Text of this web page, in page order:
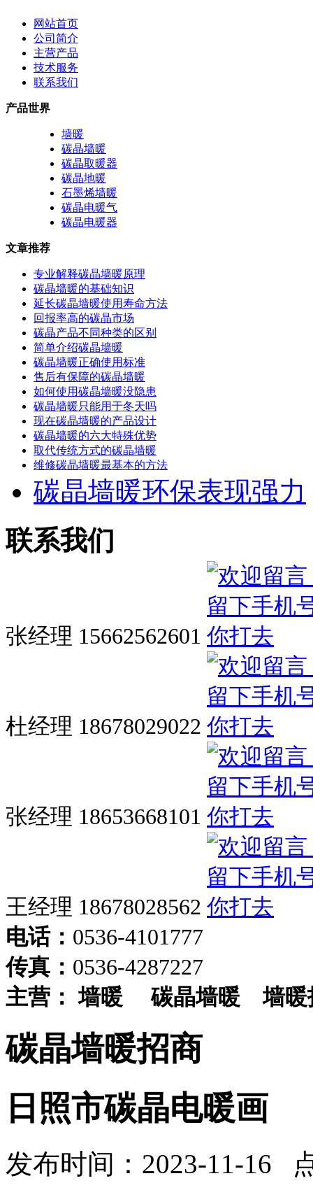
网站首页
公司简介
主营产品
技术服务
联系我们
产品世界
墙暖
碳晶墙暖
碳晶取暖器
碳晶地暖
石墨烯墙暖
碳晶电暖气
碳晶电暖器
文章推荐
专业解释碳晶墙暖原理
碳晶墙暖的基础知识
延长碳晶墙暖使用寿命方法
回报率高的碳晶市场
碳晶产品不同种类的区别
简单介绍碳晶墙暖
碳晶墙暖正确使用标准
售后有保障的碳晶墙暖
如何使用碳晶墙暖没隐患
碳晶墙暖只能用于冬天吗
现在碳晶墙暖的产品设计
碳晶墙暖的六大特殊优势
取代传统方式的碳晶墙暖
维修碳晶墙暖最基本的方法
碳晶墙暖环保表现强力
联系我们
张经理 15662562601
杜经理 18678029022
张经理 18653668101
王经理 18678028562
电话： 0536-4101777
传真： 0536-4287227
主营： 墙暖碳晶墙暖墙暖
碳晶墙暖招商
日照市碳晶电暖画
发布时间：2023-11-16